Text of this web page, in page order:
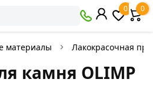
0 0
материалы Лакокрасочная
камня OLIMP